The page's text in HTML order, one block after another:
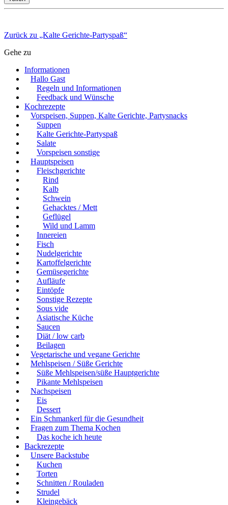
Zurück zu „Kalte Gerichte-Partyspaß“
Gehe zu
Informationen
Hallo Gast
Regeln und Informationen
Feedback und Wünsche
Kochrezepte
Vorspeisen, Suppen, Kalte Gerichte, Partysnacks
Suppen
Kalte Gerichte-Partyspaß
Salate
Vorspeisen sonstige
Hauptspeisen
Fleischgerichte
Rind
Kalb
Schwein
Gehacktes / Mett
Geflügel
Wild und Lamm
Innereien
Fisch
Nudelgerichte
Kartoffelgerichte
Gemüsegerichte
Aufläufe
Eintöpfe
Sonstige Rezepte
Sous vide
Asiatische Küche
Saucen
Diät / low carb
Beilagen
Vegetarische und vegane Gerichte
Mehlspeisen / Süße Gerichte
Süße Mehlspeisen/süße Hauptgerichte
Pikante Mehlspeisen
Nachspeisen
Eis
Dessert
Ein Schmankerl für die Gesundheit
Fragen zum Thema Kochen
Das koche ich heute
Backrezepte
Unsere Backstube
Kuchen
Torten
Schnitten / Rouladen
Strudel
Kleingebäck